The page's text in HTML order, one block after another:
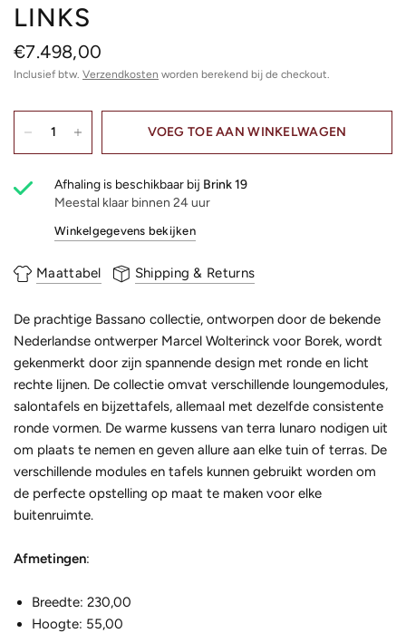
LINKS
€7.498,00
Inclusief btw. Verzendkosten worden berekend bij de checkout.
VOEG TOE AAN WINKELWAGEN
Afhaling is beschikbaar bij Brink 19
Meestal klaar binnen 24 uur
Winkelgegevens bekijken
Maattabel Shipping & Returns
De prachtige Bassano collectie, ontworpen door de bekende
Nederlandse ontwerper Marcel Wolterinck voor Borek, wordt
gekenmerkt door zijn spannende design met ronde en licht
rechte lijnen. De collectie omvat verschillende loungemodules,
salontafels en bijzettafels, allemaal met dezelfde consistente
ronde vormen. De warme kussens van terra lunaro nodigen uit
om plaats te nemen en geven allure aan elke tuin of terras. De
verschillende modules en tafels kunnen gebruikt worden om
de perfecte opstelling op maat te maken voor elke
buitenruimte.
Afmetingen:
Breedte: 230,00
Hoogte: 55,00